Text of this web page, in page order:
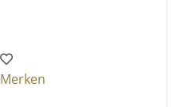
Merken